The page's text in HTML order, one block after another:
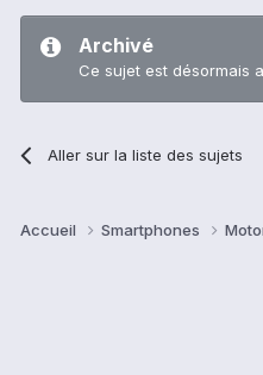
Archivé
Ce sujet est désormais
Aller sur la liste des sujets
Accueil Smartphones